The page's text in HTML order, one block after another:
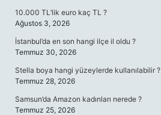
10.000 TL’lik euro kaç TL ?
Ağustos 3, 2026
İstanbul’da en son hangi ilçe il oldu ?
Temmuz 30, 2026
Stella boya hangi yüzeylerde kullanılabilir ?
Temmuz 28, 2026
Samsun’da Amazon kadınları nerede ?
Temmuz 25, 2026